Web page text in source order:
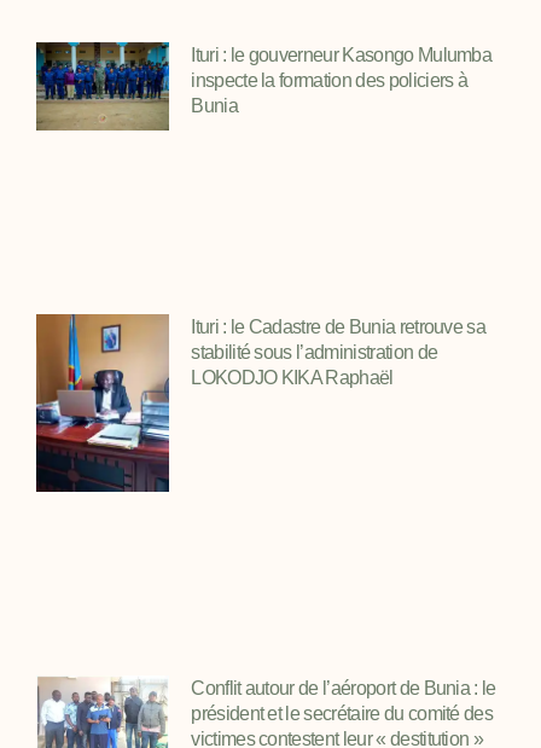
Ituri : le gouverneur Kasongo Mulumba
inspecte la formation des policiers à
Bunia
Ituri : le Cadastre de Bunia retrouve sa
stabilité sous l’administration de
LOKODJO KIKA Raphaël
Conflit autour de l’aéroport de Bunia : le
président et le secrétaire du comité des
victimes contestent leur « destitution »